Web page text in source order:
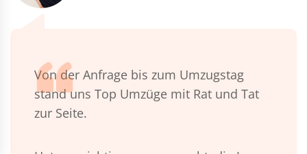
Von der Anfrage bis zum Umzugstag
stand uns Top Umzüge mit Rat und Tat
zur Seite.